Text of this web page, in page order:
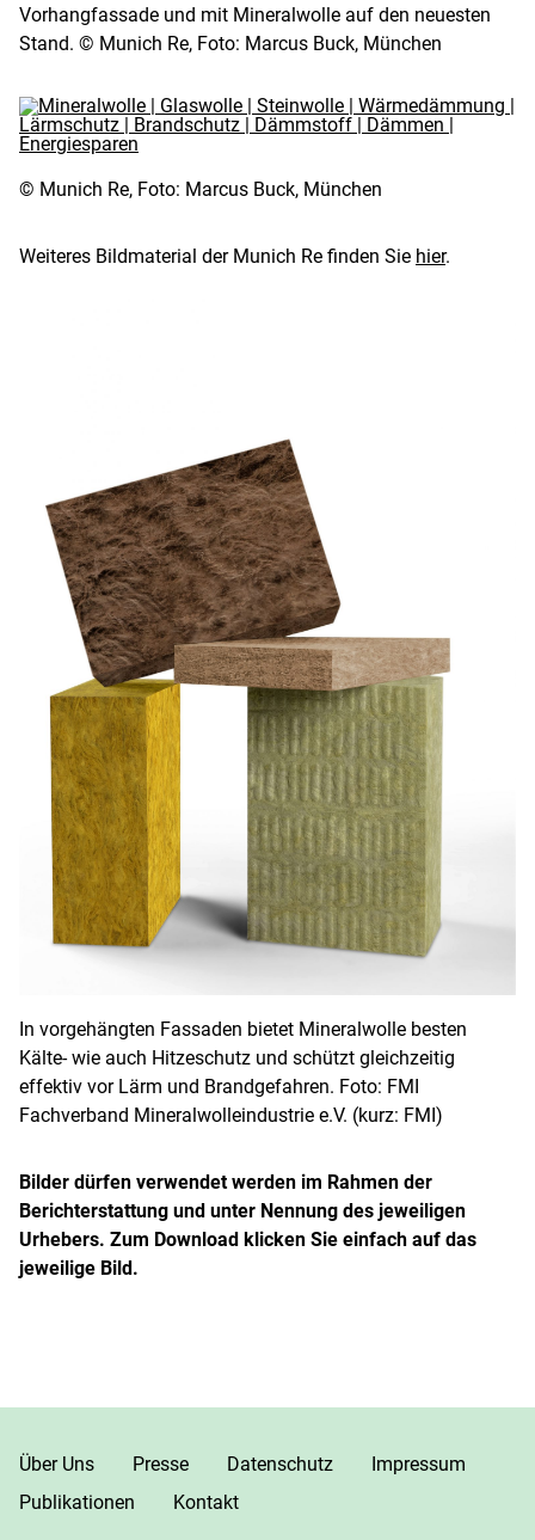
Vorhangfassade und mit Mineralwolle auf den neuesten
Stand. © Munich Re, Foto: Marcus Buck, München
© Munich Re, Foto: Marcus Buck, München
Weiteres Bildmaterial der Munich Re finden Sie hier.
In vorgehängten Fassaden bietet Mineralwolle besten
Kälte- wie auch Hitzeschutz und schützt gleichzeitig
effektiv vor Lärm und Brandgefahren. Foto: FMI
Fachverband Mineralwolleindustrie e.V. (kurz: FMI)
Bilder dürfen verwendet werden im Rahmen der
Berichterstattung und unter Nennung des jeweiligen
Urhebers. Zum Download klicken Sie einfach auf das
jeweilige Bild.
Über Uns Presse Datenschutz
Impressum
Publikationen
Kontakt